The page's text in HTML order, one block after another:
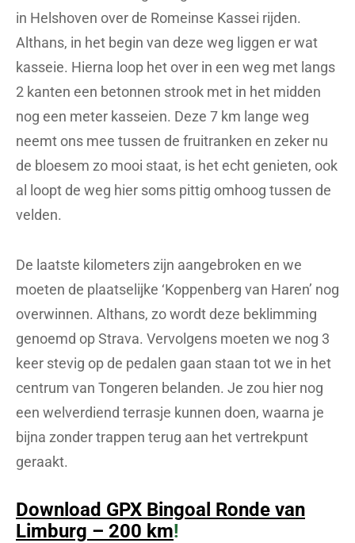
in Helshoven over de Romeinse Kassei rijden.
Althans, in het begin van deze weg liggen er wat
kasseie. Hierna loop het over in een weg met langs
2 kanten een betonnen strook met in het midden
nog een meter kasseien. Deze 7 km lange weg
neemt ons mee tussen de fruitranken en zeker nu
de bloesem zo mooi staat, is het echt genieten, ook
al loopt de weg hier soms pittig omhoog tussen de
velden.
De laatste kilometers zijn aangebroken en we
moeten de plaatselijke ‘Koppenberg van Haren’ nog
overwinnen. Althans, zo wordt deze beklimming
genoemd op Strava. Vervolgens moeten we nog 3
keer stevig op de pedalen gaan staan tot we in het
centrum van Tongeren belanden. Je zou hier nog
een welverdiend terrasje kunnen doen, waarna je
bijna zonder trappen terug aan het vertrekpunt
geraakt.
Download GPX Bingoal Ronde van
Limburg – 200 km!